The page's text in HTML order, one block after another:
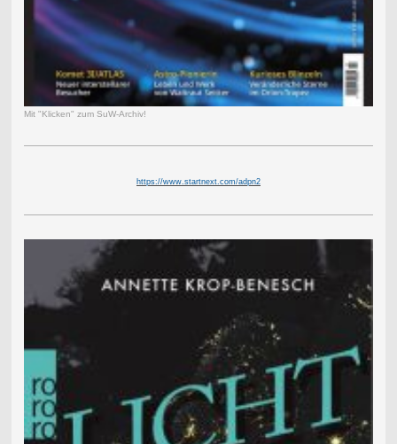
Mit "Klicken" zum SuW-Archiv!
https://www.startnext.com/adpn2